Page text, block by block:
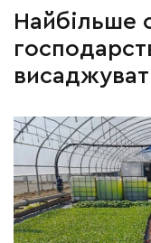
Найбільше